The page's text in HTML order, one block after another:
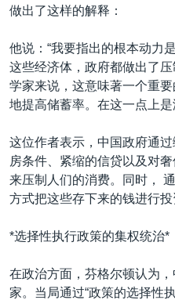
做出了这样的解释：
他说：“我要指出的根本动力
这些经济体，政府都做出了
学家来说，这意味著一个重
地提高储蓄率。在这一点上是
这位作者表示，中国政府通
房条件、紧缩的信贷以及对
来压制人们的消费。同时，
方式把这些存下来的钱进行投
*选择性执行政策的集权统治*
在政治方面，芬格尔顿认为
家。当局通过“政策的选择性